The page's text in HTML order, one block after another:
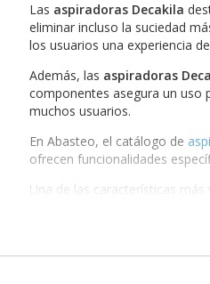
Las aspiradoras Decakila
eliminar incluso la suciedad
los usuarios una experiencia
Además, las aspiradoras
componentes asegura un uso
muchos usuarios.
En Abasteo, el catálogo de
ofrecen funcionalidades
Una de las características
Lasaspiradoras Decakilason